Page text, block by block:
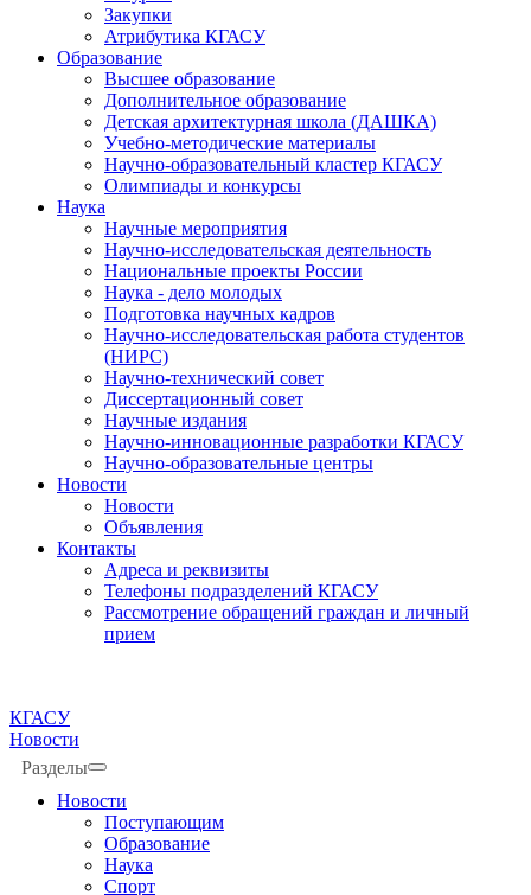
Закупки
Атрибутика КГАСУ
Образование
Высшее образование
Дополнительное образование
Детская архитектурная школа (ДАШКА)
Учебно-методические материалы
Научно-образовательный кластер КГАСУ
Олимпиады и конкурсы
Наука
Научные мероприятия
Научно-исследовательская деятельность
Национальные проекты России
Наука - дело молодых
Подготовка научных кадров
Научно-исследовательская работа студентов
(НИРС)
Научно-технический совет
Диссертационный совет
Научные издания
Научно-инновационные разработки КГАСУ
Научно-образовательные центры
Новости
Новости
Объявления
Контакты
Адреса и реквизиты
Телефоны подразделений КГАСУ
Рассмотрение обращений граждан и личный
прием
КГАСУ
Новости
Разделы
Новости
Поступающим
Образование
Наука
Спорт